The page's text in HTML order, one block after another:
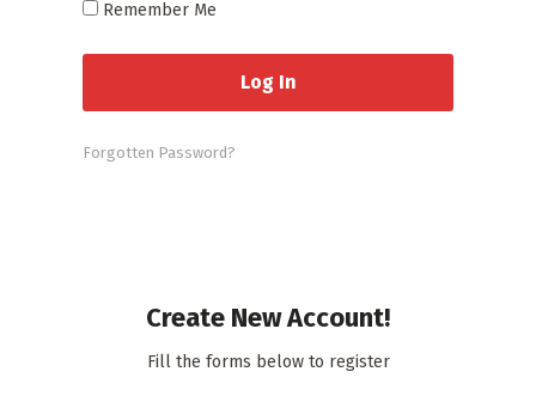
Remember Me
Forgotten Password?
Create New Account!
Fill the forms below to register